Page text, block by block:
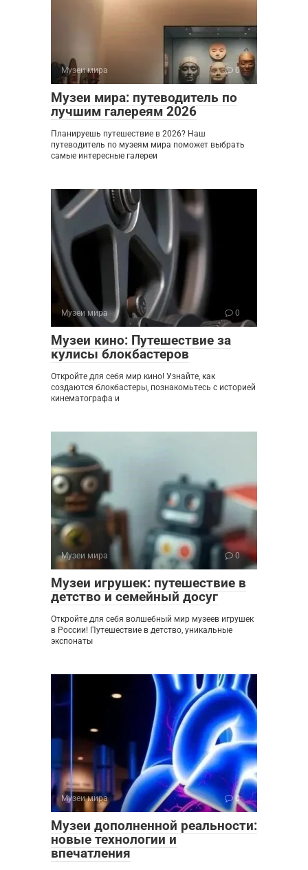
Музеи мира 0
Музеи мира: путеводитель по
лучшим галереям 2026
Планируешь путешествие в 2026? Наш
путеводитель по музеям мира поможет выбрать
самые интересные галереи
Музеи мира 0
Музеи кино: Путешествие за
кулисы блокбастеров
Откройте для себя мир кино! Узнайте, как
создаются блокбастеры, познакомьтесь с историей
кинематографа и
Музеи мира 0
Музеи игрушек: путешествие в
детство и семейный досуг
Откройте для себя волшебный мир музеев игрушек
в России! Путешествие в детство, уникальные
экспонаты
Музеи мира 0
Музеи дополненной реальности:
новые технологии и
впечатления